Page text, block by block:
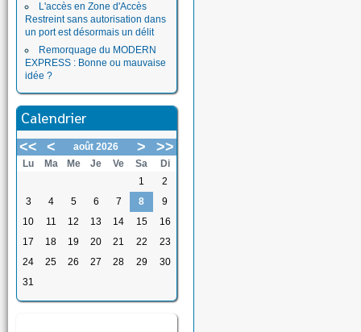
L'accès en Zone d'Accès
Restreint sans autorisation dans
un port est désormais un délit
Remorquage du MODERN
EXPRESS : Bonne ou mauvaise
idée ?
Calendrier
<< < août 2026 > >>
Lu Ma Me Je Ve Sa
Di
1
2
3
4 5 6 7 8
9
10
11 12 13 14 15
16
17
18 19 20 21 22
23
24
25 26 27 28 29
30
31